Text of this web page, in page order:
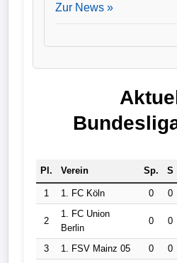
Zur News »
Pl. Verein Sp. S
1 1. FC Köln 0 0
2
1. FC Union
Berlin
0 0
3 1. FSV Mainz 05 0 0